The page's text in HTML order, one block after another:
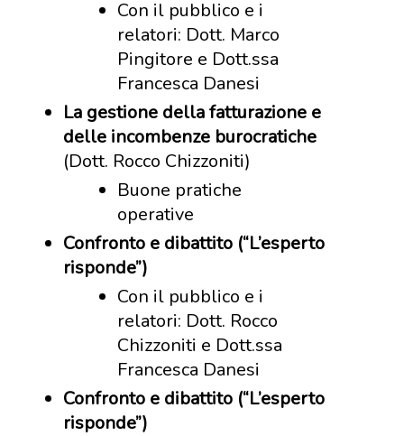
Con il pubblico e i
relatori: Dott. Marco
Pingitore e Dott.ssa
Francesca Danesi
La gestione della fatturazione e
delle incombenze burocratiche
(Dott. Rocco Chizzoniti)
Buone pratiche
operative
Confronto e dibattito (“L’esperto
risponde”)
Con il pubblico e i
relatori: Dott. Rocco
Chizzoniti e Dott.ssa
Francesca Danesi
Confronto e dibattito (“L’esperto
risponde”)